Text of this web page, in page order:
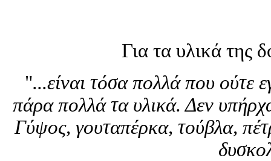
Για τα υλικά της
"...είναι τόσα πολλά που
πάρα πολλά τα υλικά. Δεν
Γύψος, γουταπέρκα, τούβλα,